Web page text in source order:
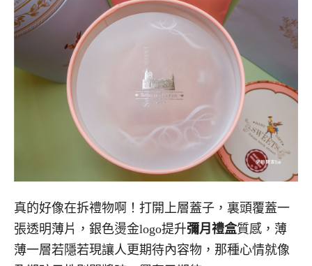
真的好像在拆禮物啊！打開上層蓋子，裏頭覆蓋一
張透明薄片，銀色燙金logo提升彌月禮盒質感，薄
薄一層若隱若現讓人更期待內容物，那種心情就像